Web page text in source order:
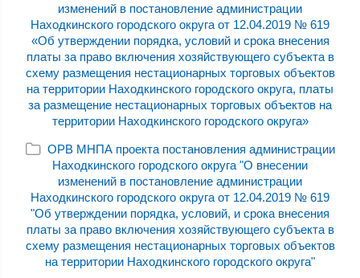
изменений в постановление администрации
Находкинского городского округа от 12.04.2019 № 619
«Об утверждении порядка, условий и срока внесения
платы за право включения хозяйствующего субъекта в
схему размещения нестационарных торговых объектов
на территории Находкинского городского округа, платы
за размещение нестационарных торговых объектов на
территории Находкинского городского округа»
ОРВ МНПА проекта постановления администрации
Находкинского городского округа "О внесении
изменений в постановление администрации
Находкинского городского округа от 12.04.2019 № 619
"Об утверждении порядка, условий, и срока внесения
платы за право включения хозяйствующего субъекта в
схему размещения нестационарных торговых объектов
на территории Находкинского городского округа"